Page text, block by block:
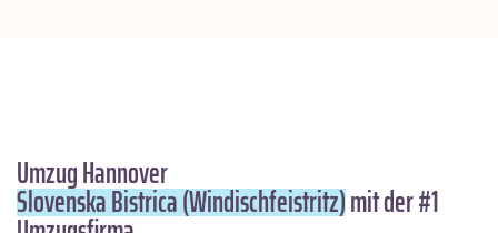
Umzug Hannover
Slovenska Bistrica (Windischfeistritz)mit der #1